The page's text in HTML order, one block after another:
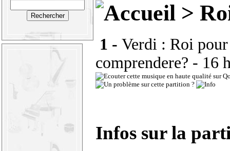
>
1 - Verdi : Roi
comprendere? - 16
Infos sur la